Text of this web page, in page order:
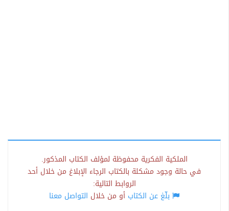
الملكية الفكرية محفوظة لمؤلف الكتاب المذكور.
في حالة وجود مشكلة بالكتاب الرجاء الإبلاغ من خلال أحد
الروابط التالية:
بلّغ عن الكتاب أو من خلال التواصل معنا